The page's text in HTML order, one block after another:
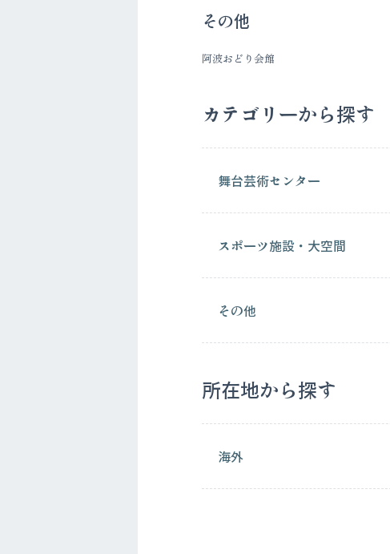
その他
阿波おどり会館
カテゴリーから探す
舞台芸術センター
スポーツ施設・大空間
その他
所在地から探す
海外